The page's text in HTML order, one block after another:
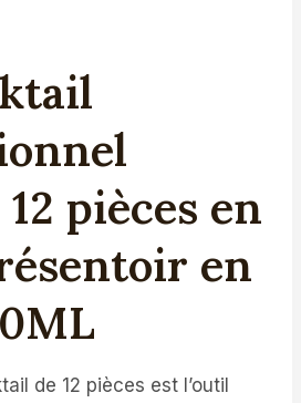
pièces en
en
de 12 pièces est l’outil